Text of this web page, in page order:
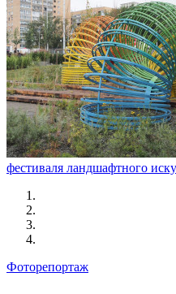
фестиваля ландшафтного
Фоторепортаж